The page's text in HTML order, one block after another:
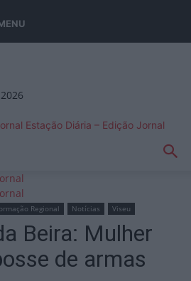
Estação Diária – Edição Jornal
Regional Notícias Viseu
Beira: Mulher
de armas